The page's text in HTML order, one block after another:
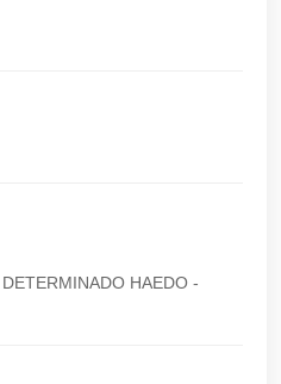
HAEDO -